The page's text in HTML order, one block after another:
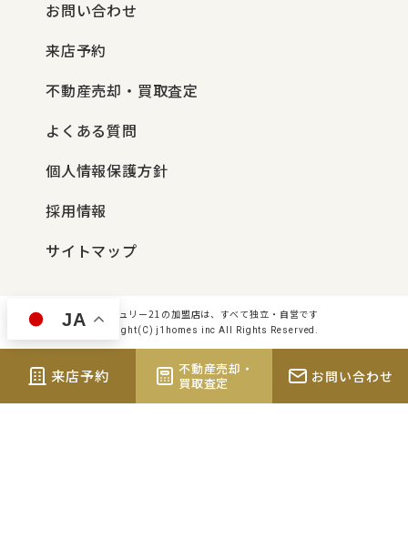
お問い合わせ
来店予約
不動産売却・買取査定
よくある質問
個人情報保護方針
採用情報
サイトマップ
センチュリー21の加盟店は、すべて独立・自営です
Copyright(C) j1homes inc All Rights Reserved.
来店予約
不動産売却・
買取査定
お問い合わせ
JA